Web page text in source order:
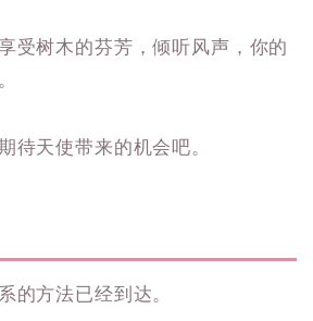
受树木的芬芳，倾听风声，你的
待天使带来的机会吧。
的方法已经到达。